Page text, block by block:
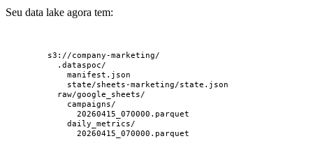
Seu data lake agora tem:
s3://company-marketing/
.dataspoc/
manifest.json
state/sheets-marketing/state.json
raw/google_sheets/
campaigns/
20260415_070000.parquet
daily_metrics/
20260415_070000.parquet